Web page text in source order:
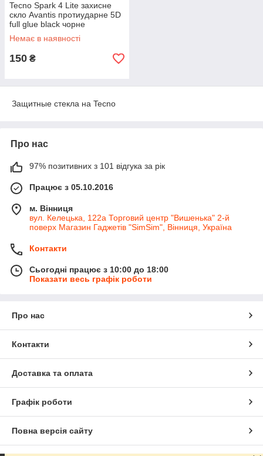
Tecno Spark 4 Lite захисне
скло Avantis протиударне 5D
full glue black чорне
Немає в наявності
150 ₴
Защитные стекла на Tecno
Про нас
97% позитивних з 101 відгука за рік
Працює з 05.10.2016
м. Вінниця
вул. Келецька, 122а Торговий центр "Вишенька" 2-й
поверх Магазин Гаджетів "SimSim", Вінниця, Україна
Контакти
Сьогодні працює з 10:00 до 18:00
Показати весь графік роботи
Про нас
Контакти
Доставка та оплата
Графік роботи
Повна версія сайту